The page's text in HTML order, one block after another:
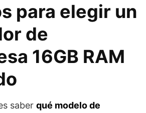
para elegir un
de
16GB RAM
saber qué modelo de